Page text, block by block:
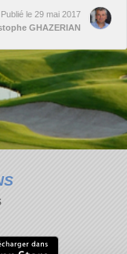
Publié le 29 mai 2017
GHAZERIAN